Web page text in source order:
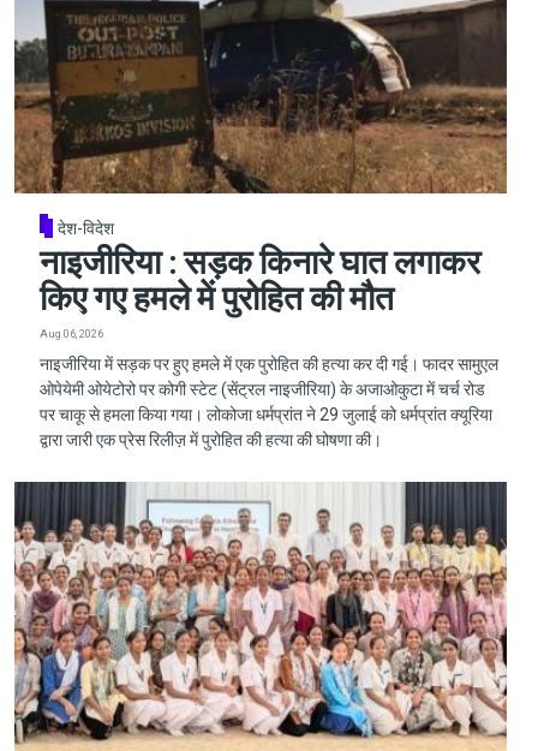
देश-विदेश
नाइजीरिया : सड़क किनारे घात लगाकर
किए गए हमले में पुरोहित की मौत
Aug 06, 2026
नाइजीरिया में सड़क पर हुए हमले में एक पुरोहित की हत्या कर दी गई। फादर सामुएल
ओपेयेमी ओयेटोरो पर कोगी स्टेट (सेंट्रल नाइजीरिया) के अजाओकुटा में चर्च रोड
पर चाकू से हमला किया गया। लोकोजा धर्मप्रांत ने 29 जुलाई को धर्मप्रांत क्यूरिया
द्वारा जारी एक प्रेस रिलीज़ में पुरोहित की हत्या की घोषणा की।